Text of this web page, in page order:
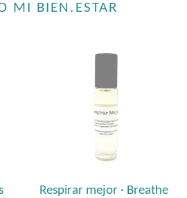
MI BIEN.ESTAR
Respirar mejor · Breathe